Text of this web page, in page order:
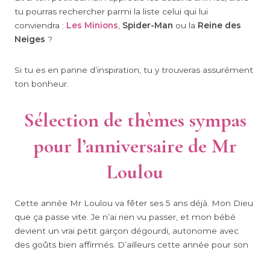
tu pourras rechercher parmi la liste celui qui lui
conviendra : Les Minions Spider-Man ou la Reine des
Neiges ?
Si tu es en panne d’inspiration, tu y trouveras assurément
ton bonheur.
Sélection de thèmes sympas
pour l’anniversaire de Mr
Loulou
Cette année Mr Loulou va fêter ses 5 ans déjà. Mon Dieu
que ça passe vite. Je n’ai rien vu passer, et mon bébé
devient un vrai petit garçon dégourdi, autonome avec
des goûts bien affirmés. D’ailleurs cette année pour son